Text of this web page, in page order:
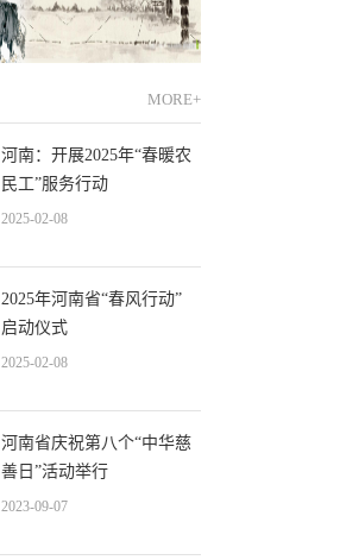
MORE+
河南：开展2025年“春暖农
民工”服务行动
2025-02-08
2025年河南省“春风行动”
启动仪式
2025-02-08
河南省庆祝第八个“中华慈
善日”活动举行
2023-09-07